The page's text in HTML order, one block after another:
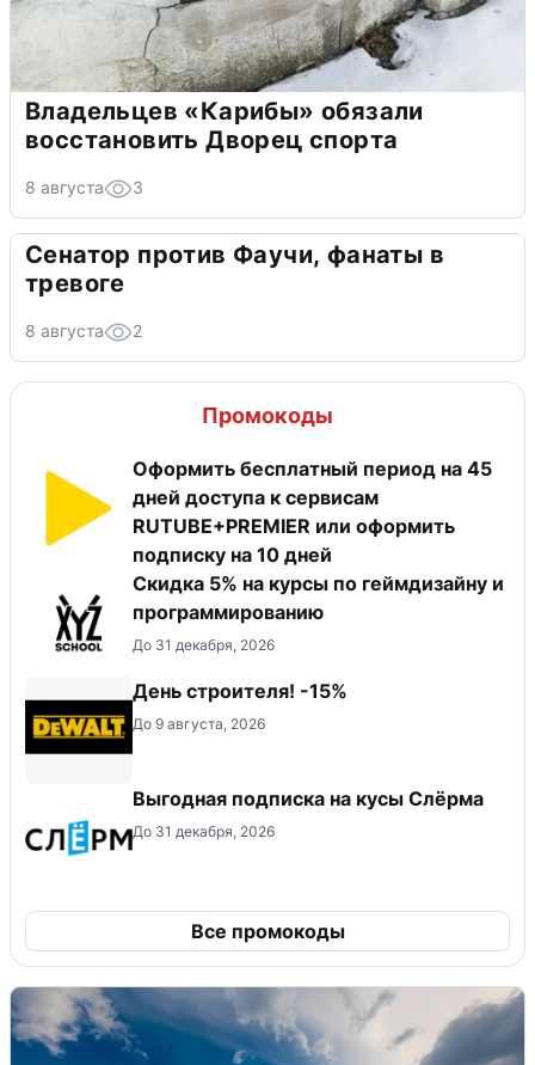
Владельцев «Карибы» обязали
восстановить Дворец спорта
8 августа 3
Сенатор против Фаучи, фанаты в
тревоге
8 августа 2
Промокоды
Оформить бесплатный период на 45
дней доступа к сервисам
RUTUBE+PREMIER или оформить
подписку на 10 дней
Скидка 5% на курсы по геймдизайну и
программированию
До 31 декабря, 2026
День строителя! -15%
До 9 августа, 2026
Выгодная подписка на кусы Слёрма
До 31 декабря, 2026
Все промокоды